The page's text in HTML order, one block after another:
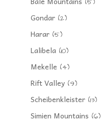
Gondar(2)
Harar(5)
Lalibela(10)
Mekelle (4)
Rift Valley(9)
Scheibenkleister(13)
Simien Mountains (6)